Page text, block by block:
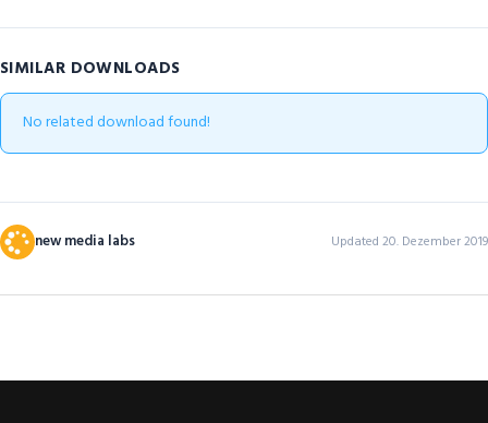
SIMILAR DOWNLOADS
No related download found!
new media labs Updated 20. Dezember 2019